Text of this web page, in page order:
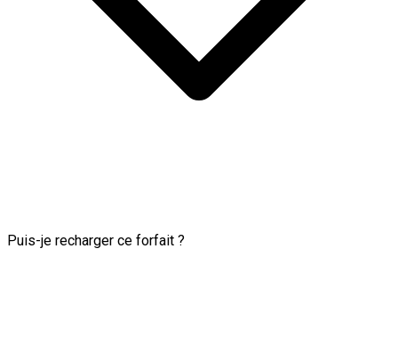
Puis-je recharger ce forfait ?